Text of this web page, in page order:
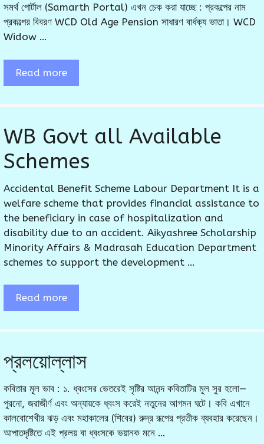
সমর্থ পোর্টাল (Samarth Portal) এখন চেক করা যাচ্ছে : প্রকল্পের নাম
প্রকল্পের বিবরণ WCD Old Age Pension সাধারণ বার্ধক্য ভাতা। WCD
Widow …
Read more
WB Govt all Available
Schemes
Accidental Benefit Scheme Labour Department It is a
welfare scheme that provides financial assistance to
the beneficiary in case of hospitalization and
disability due to an accident. Aikyashree Scholarship
Minority Affairs & Madrasah Education Department
schemes to support the development …
Read more
প্রলয়োল্লাস
কবিতার মূল ভাব : ১. ধ্বংসের ভেতরেই সৃষ্টির আনন্দ কবিতাটির মূল সুর হলো—
পুরনো, জরাজীর্ণ এবং অন্যায়কে ধ্বংস করেই নতুনের আগমন ঘটে। কবি এখানে
কালবোশেখীর ঝড় এবং মহাকালের (শিবের) রুদ্র রূপের প্রতীক ব্যবহার করেছেন।
আপাতদৃষ্টিতে এই প্রলয় বা ধ্বংসকে ভয়ানক মনে …